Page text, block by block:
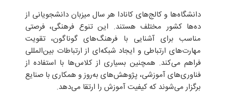
دانشگاه‌ها و کالج‌های کانادا هر سال میزبان دانشجویانی از
ده‌ها کشور مختلف هستند. این تنوع فرهنگی، فرصتی
مناسب برای آشنایی با فرهنگ‌های گوناگون، تقویت
مهارت‌های ارتباطی و ایجاد شبکه‌ای از ارتباطات بین‌المللی
فراهم می‌کند. همچنین بسیاری از کلاس‌ها با استفاده از
فناوری‌های آموزشی، پژوهش‌های به‌روز و همکاری با صنایع
برگزار می‌شوند که کیفیت آموزش را ارتقا می‌دهد.